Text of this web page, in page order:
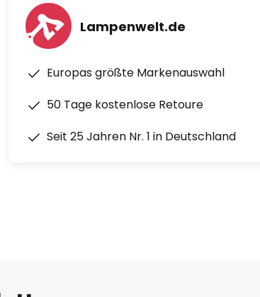
Lampenwelt.de
Europas größte Markenauswahl
50 Tage kostenlose Retoure
Seit 25 Jahren Nr. 1 in Deutschland